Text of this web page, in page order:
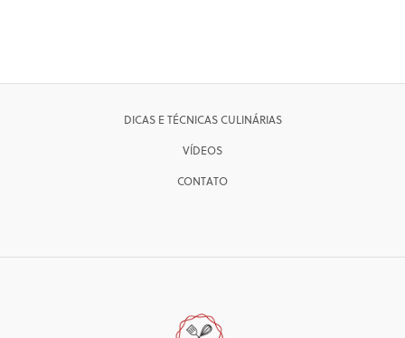
DICAS E TÉCNICAS CULINÁRIAS
VÍDEOS
CONTATO